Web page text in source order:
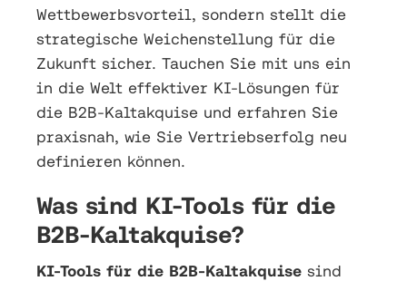
Wettbewerbsvorteil, sondern stellt die
strategische Weichenstellung für die
Zukunft sicher. Tauchen Sie mit uns ein
in die Welt effektiver KI-Lösungen für
die B2B-Kaltakquise und erfahren Sie
praxisnah, wie Sie Vertriebserfolg neu
definieren können.
Was sind KI-Tools für die
B2B-Kaltakquise?
KI-Tools für die B2B-Kaltakquise sind